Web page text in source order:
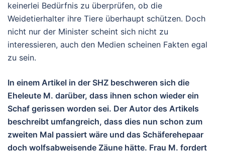
keinerlei Bedürfnis zu überprüfen, ob die
Weidetierhalter ihre Tiere überhaupt schützen. Doch
nicht nur der Minister scheint sich nicht zu
interessieren, auch den Medien scheinen Fakten egal
zu sein.
In einem Artikel in der SHZ beschweren sich die
Eheleute M. darüber, dass ihnen schon wieder ein
Schaf gerissen worden sei. Der Autor des Artikels
beschreibt umfangreich, dass dies nun schon zum
zweiten Mal passiert wäre und das Schäferehepaar
doch wolfsabweisende Zäune hätte. Frau M. fordert